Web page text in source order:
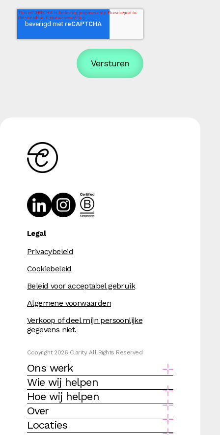
Legal
Privacybeleid
Cookiebeleid
Beleid voor acceptabel gebruik
Algemene voorwaarden
Verkoop of deel mijn persoonlijke
gegevens niet.
Copyright 2026 Clarity. All Rights Reserved
Ons werk
Wie wij helpen
Hoe wij helpen
Over
Locaties